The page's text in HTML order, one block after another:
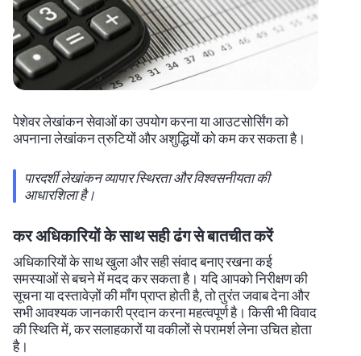
पेशेवर लेखांकन सेवाओं का उपयोग करना या आउटसोर्सिंग को
अपनाना लेखांकन त्रुटियों और अशुद्धियों को कम कर सकता है।
पारदर्शी लेखांकन व्यापार स्थिरता और विश्वसनीयता की
आधारशिला है।
कर अधिकारियों के साथ सही ढंग से बातचीत करें
अधिकारियों के साथ खुला और सही संवाद बनाए रखना कई
समस्याओं से बचने में मदद कर सकता है। यदि आपको निरीक्षण की
सूचना या दस्तावेज़ों की माँग प्राप्त होती है, तो तुरंत जवाब देना और
सभी आवश्यक जानकारी प्रदान करना महत्वपूर्ण है। किसी भी विवाद
की स्थिति में, कर सलाहकारों या वकीलों से परामर्श लेना उचित होता
है।